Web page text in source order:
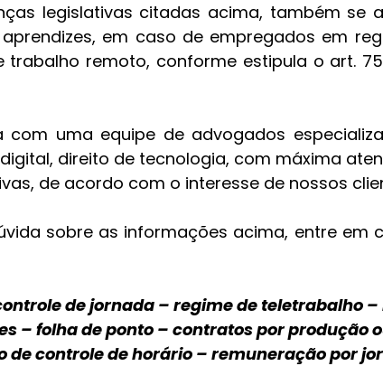
legislativas citadas acima, também se
em caso de empregados em
trabalho remoto, conforme estipula o art.
com uma equipe de advogados
direito de tecnologia, com máxima
de acordo com o interesse de nossos
sobre as informações acima, entre em
de jornada – regime de teletrabalho
– folha de ponto – contratos por produção
de controle de horário – remuneração por